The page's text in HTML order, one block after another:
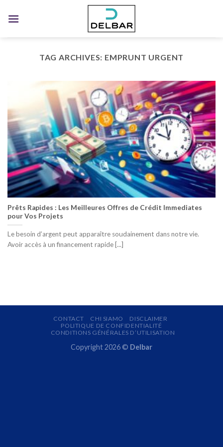
TAG ARCHIVES: EMPRUNT URGENT
Prêts Rapides : Les Meilleures Offres de Crédit Immediates
pour Vos Projets
Le besoin d’argent peut apparaître soudainement dans notre vie.
Avoir accès à un financement rapide [...]
CONTACT CHI SIAMO
DISCLAIMER
POLITIQUE DE CONFIDENTIALITÉ
CONDITIONS GÉNÉRALES D’UTILISATION
Copyright 2026 © Delbar